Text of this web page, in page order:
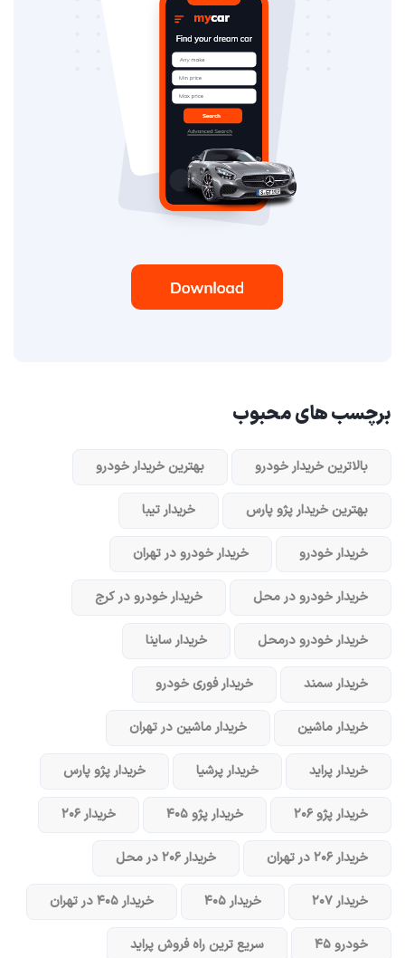
برچسب های محبوب
بالاترین خریدار خودرو بهترین خریدار خودرو
بهترین خریدار پژو پارس خریدار تیبا
خریدار خودرو خریدار خودرو در تهران
خریدار خودرو در محل خریدار خودرو در کرج
خریدار خودرو در‌محل خریدار ساینا
خریدار سمند خریدار فوری خودرو
خریدار ماشین خریدار ماشین در تهران
خریدار پراید خریدار پرشیا خریدار پژو پارس
خریدار پژو ۲۰۶ خریدار پژو ۴۰۵ خریدار ۲۰۶
خریدار ۲۰۶ در تهران خریدار ۲۰۶ در محل
خریدار ۲۰۷ خریدار ۴۰۵ خریدار ۴۰۵ در تهران
خودرو ۴۵ سریع ترین راه فروش پراید